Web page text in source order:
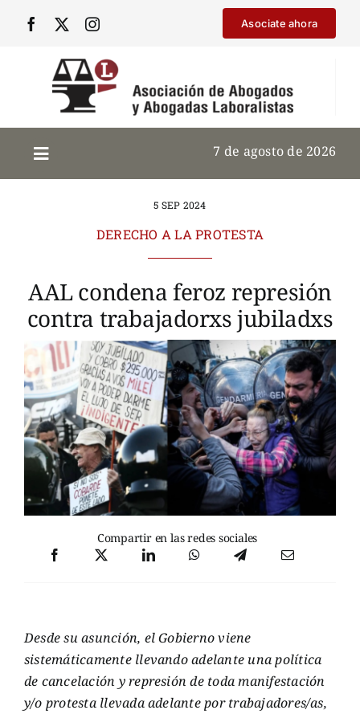
Asociate ahora
7 de agosto de 2026
5 SEP 2024
DERECHO A LA PROTESTA
AAL condena feroz represión
contra trabajadorxs jubiladxs
Compartir en las redes sociales
Desde su asunción, el Gobierno viene
sistemáticamente llevando adelante una política
de cancelación y represión de toda manifestación
y/o protesta llevada adelante por trabajadores/as,